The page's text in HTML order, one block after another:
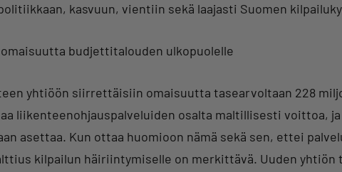
kasvuun, vientiin sekä laajasti Suomen
budjettitalouden ulkopuolelle
yhtiöön siirrettäisiin omaisuutta tasearvoltaan 228
liikenteenohjauspalveluiden osalta maltillisesti voittoa,
asettaa. Kun ottaa huomioon nämä sekä sen, ettei
kilpailun häiriintymiselle on merkittävä. Uuden yhtiön